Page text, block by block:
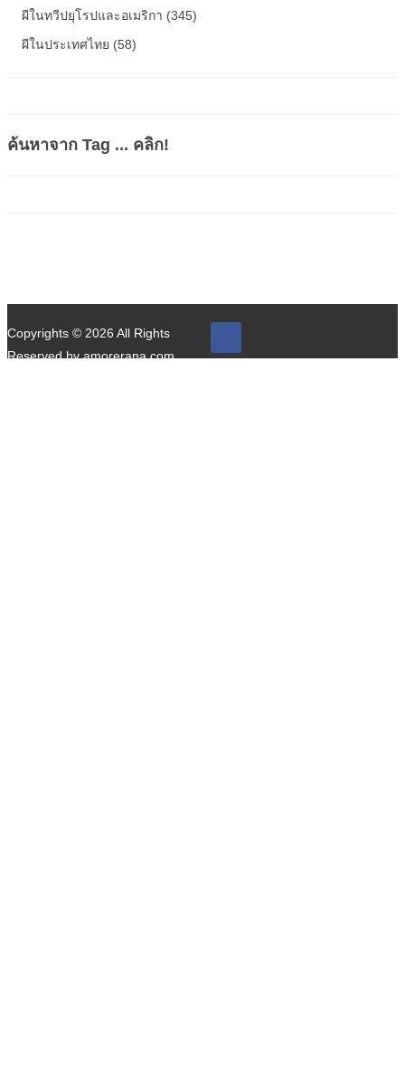
ผีในทวีปยุโรปและอเมริกา (345)
ผีในประเทศไทย (58)
ค้นหาจาก Tag ... คลิก!
Copyrights © 2026 All Rights
Reserved by amorerana.com.